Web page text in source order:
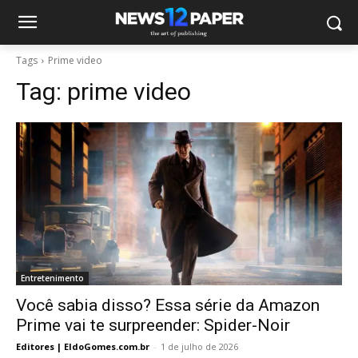
Tags Prime video
Tag: prime video
Entretenimento
Você sabia disso? Essa série da Amazon
Prime vai te surpreender: Spider-Noir
Editores | EldoGomes.com.br - 1 de julho de 2026